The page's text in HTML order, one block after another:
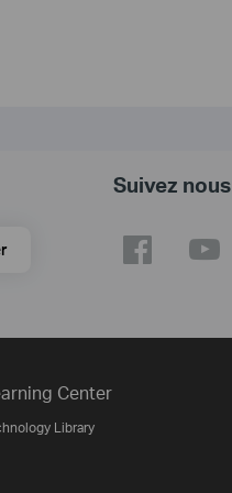
Suivez nous
Center
Library